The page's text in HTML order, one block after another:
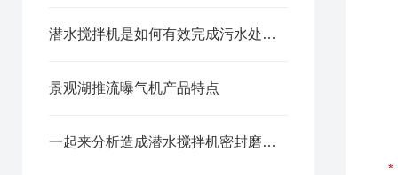
潜水搅拌机是如何有效完成污水处理工作？
景观湖推流曝气机产品特点
一起来分析造成潜水搅拌机密封磨损的原因和处理方法